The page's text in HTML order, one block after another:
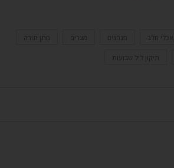
מאכלי חלב מנהגים מצרים מתן תורה
תיקון ליל שבועות